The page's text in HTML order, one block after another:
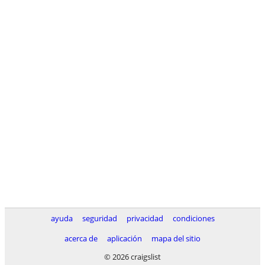
ayuda seguridad privacidad
condiciones
acerca de
aplicación
mapa del sitio
© 2026 craigslist